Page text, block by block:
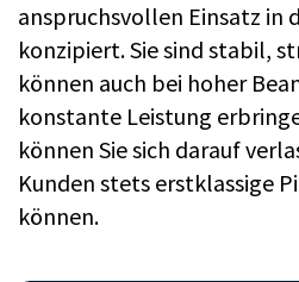
anspruchsvollen Einsatz in
konzipiert. Sie sind stabil,
können auch bei hoher
konstante Leistung
können Sie sich darauf
Kunden stets erstklassige
können.